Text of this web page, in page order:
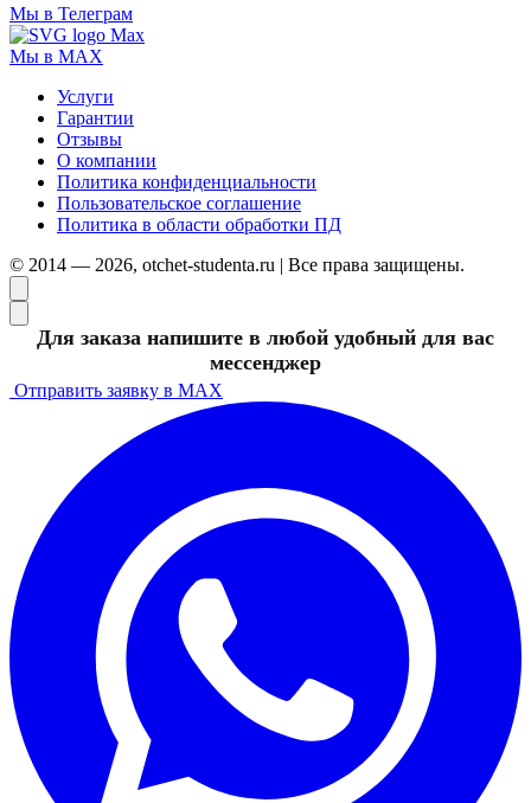
Мы в Телеграм
Мы в MAX
Услуги
Гарантии
Отзывы
О компании
Политика конфиденциальности
Пользовательское соглашение
Политика в области обработки ПД
© 2014 — 2026, otchet-studenta.ru | Все права защищены.
Для заказа напишите в любой удобный для вас
мессенджер
Отправить заявку в MAX